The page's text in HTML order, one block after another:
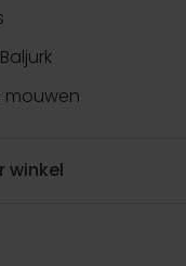
mouwen
winkel